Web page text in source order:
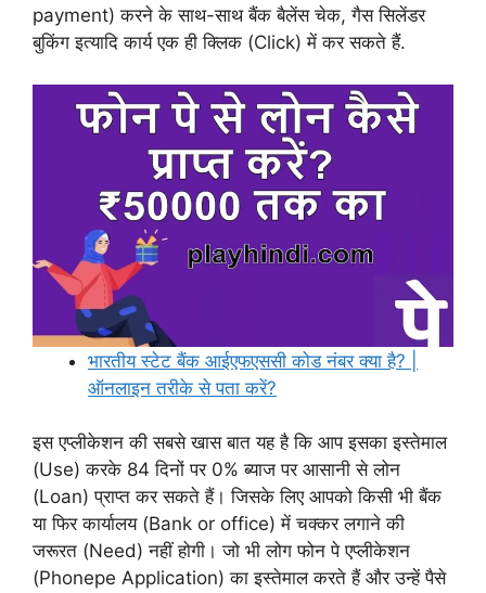
payment) करने के साथ-साथ बैंक बैलेंस चेक, गैस सिलेंडर
बुकिंग इत्यादि कार्य एक ही क्लिक (Click) में कर सकते हैं.
भारतीय स्टेट बैंक आईएफएससी कोड नंबर क्या है? |
ऑनलाइन तरीके से पता करें?
इस एप्लीकेशन की सबसे खास बात यह है कि आप इसका इस्तेमाल
(Use) करके 84 दिनों पर 0% ब्याज पर आसानी से लोन
(Loan) प्राप्त कर सकते हैं। जिसके लिए आपको किसी भी बैंक
या फिर कार्यालय (Bank or office) में चक्कर लगाने की
जरूरत (Need) नहीं होगी। जो भी लोग फोन पे एप्लीकेशन
(Phonepe Application) का इस्तेमाल करते हैं और उन्हें पैसे